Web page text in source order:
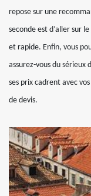
repose sur une
seconde est d’aller sur
et rapide. Enfin, vous
assurez-vous du
ses prix cadrent avec
de devis.